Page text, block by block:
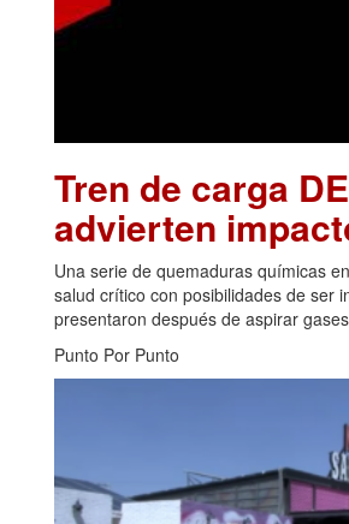
Tren de carga
advierten
Una serie de quemaduras químicas
salud crítico con posibilidades de ser
presentaron después de aspirar
Punto Por Punto